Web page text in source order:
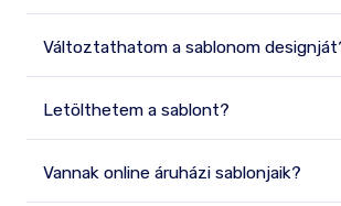
Változtathatom a sablonom
Letölthetem a sablont?
Vannak online áruházi sablonjaik?